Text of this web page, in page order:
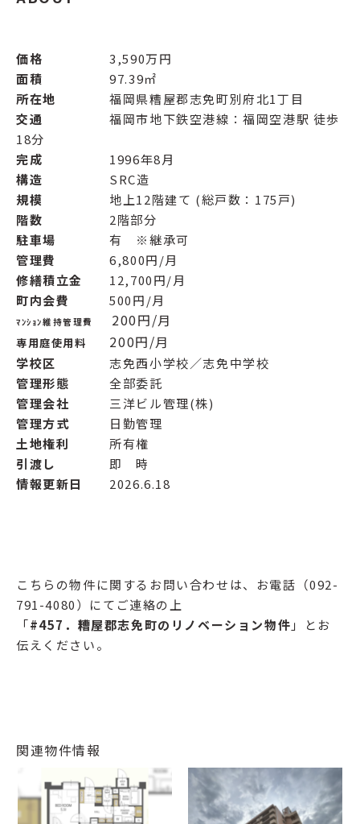
価格3,590万円
面積97.39㎡
所在地福岡県糟屋郡志免町別府北1丁目
交通
福岡市地下鉄空港線：福岡空港駅 徒歩
18分
完成 1996年8月
構造
SRC造
規模 地上12階建て (総戸数：175戸)
階数 2階部分
駐車場有 ※継承可
管理費6,800円/月
修繕積立金 12,700円/月
町内会費
500円/月
ﾏﾝｼｮﾝ維持管理費 200円/月
専用庭使用料 200円/月
学校区志免西小学校／志免中学校
管理形態全部委託
管理会社 三洋ビル管理(株)
管理方式
日勤管理
土地権利所有権
引渡し即 時
情報更新日 2026.6.18
こちらの物件に関するお問い合わせは、お電話（092-
791-4080）にてご連絡の上
「#457 ．糟屋郡志免町のリノベーション物件 」とお
伝えください。
関連物件情報